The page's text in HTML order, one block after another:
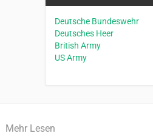
Deutsche Bundeswehr
Deutsches Heer
British Army
US Army
Mehr Lesen